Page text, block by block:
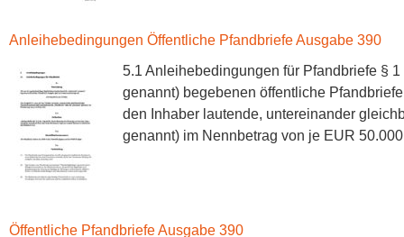
Anleihebedingungen Öffentliche Pfandbriefe Ausgabe 390
5.1 Anleihebedingungen für Pfandbriefe §
genannt) begebenen öffentliche
den Inhaber lautende, untereinander
genannt) im Nennbetrag von je EUR
Öffentliche Pfandbriefe Ausgabe 390